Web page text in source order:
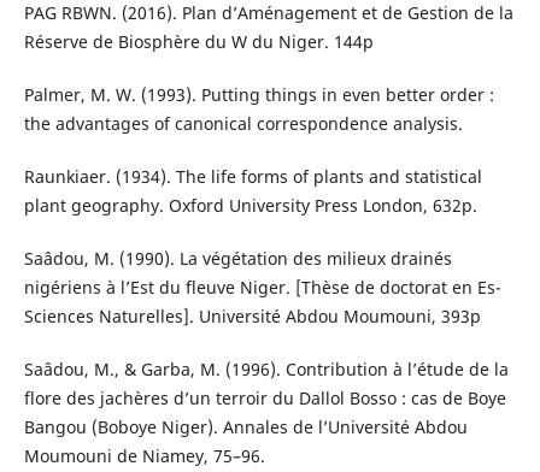
PAG RBWN. (2016). Plan d’Aménagement et de Gestion de la
Réserve de Biosphère du W du Niger. 144p
Palmer, M. W. (1993). Putting things in even better order :
the advantages of canonical correspondence analysis.
Raunkiaer. (1934). The life forms of plants and statistical
plant geography. Oxford University Press London, 632p.
Saâdou, M. (1990). La végétation des milieux drainés
nigériens à l’Est du fleuve Niger. [Thèse de doctorat en Es-
Sciences Naturelles]. Université Abdou Moumouni, 393p
Saâdou, M., & Garba, M. (1996). Contribution à l’étude de la
flore des jachères d’un terroir du Dallol Bosso : cas de Boye
Bangou (Boboye Niger). Annales de l’Université Abdou
Moumouni de Niamey, 75–96.